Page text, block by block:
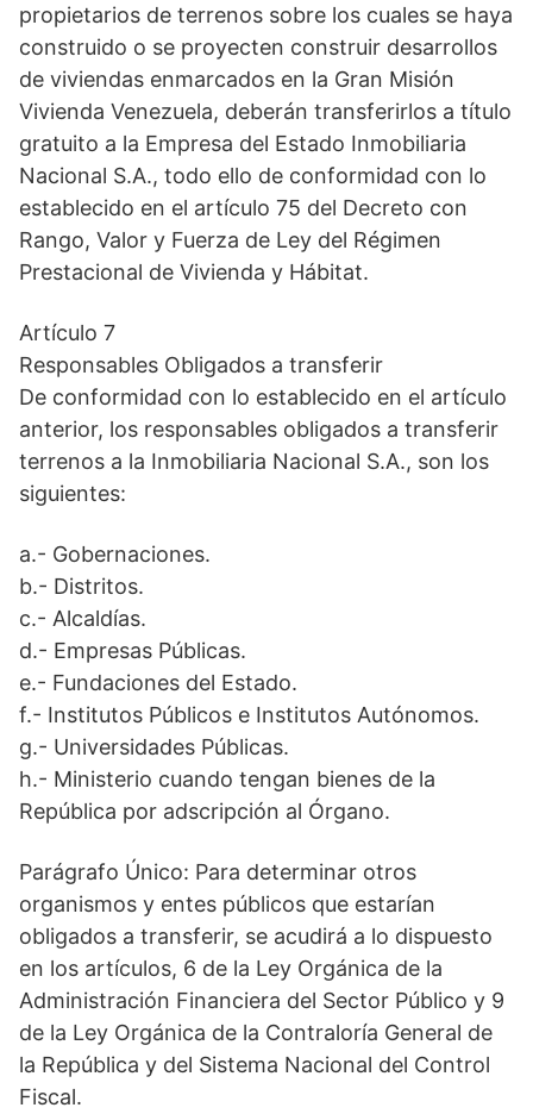
propietarios de terrenos sobre los cuales se haya
construido o se proyecten construir desarrollos
de viviendas enmarcados en la Gran Misión
Vivienda Venezuela, deberán transferirlos a título
gratuito a la Empresa del Estado Inmobiliaria
Nacional S.A., todo ello de conformidad con lo
establecido en el artículo 75 del Decreto con
Rango, Valor y Fuerza de Ley del Régimen
Prestacional de Vivienda y Hábitat.
Artículo 7
Responsables Obligados a transferir
De conformidad con lo establecido en el artículo
anterior, los responsables obligados a transferir
terrenos a la Inmobiliaria Nacional S.A., son los
siguientes:
a.- Gobernaciones.
b.- Distritos.
c.- Alcaldías.
d.- Empresas Públicas.
e.- Fundaciones del Estado.
f.- Institutos Públicos e Institutos Autónomos.
g.- Universidades Públicas.
h.- Ministerio cuando tengan bienes de la
República por adscripción al Órgano.
Parágrafo Único: Para determinar otros
organismos y entes públicos que estarían
obligados a transferir, se acudirá a lo dispuesto
en los artículos, 6 de la Ley Orgánica de la
Administración Financiera del Sector Público y 9
de la Ley Orgánica de la Contraloría General de
la República y del Sistema Nacional del Control
Fiscal.